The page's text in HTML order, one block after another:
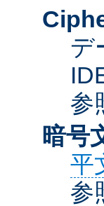
デ
参
暗号
平
参